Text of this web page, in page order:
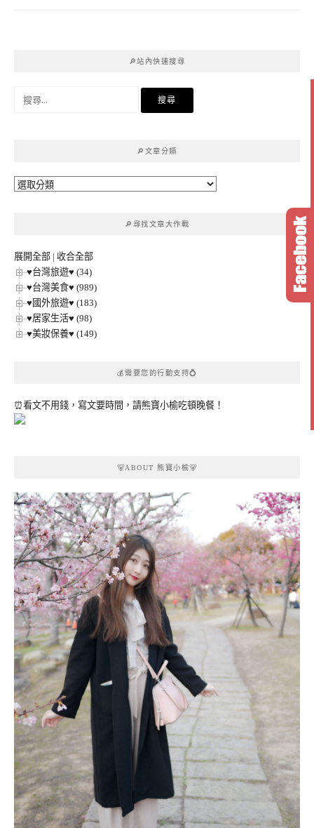
🔎站內快速搜尋
🔎文章分類
🔎
🔎尋找文章大作戰
展開全部 | 收合全部
♥台灣旅遊♥ (34)
♥台灣美食♥ (989)
♥國外旅遊♥ (183)
♥居家生活♥ (98)
♥美妝保養♥ (149)
💰需要您的行動支持💍
⏰看文不用錢，寫文要時間，請熊寶小榆吃頓晚餐！
🐻ABOUT 熊寶小榆🐻